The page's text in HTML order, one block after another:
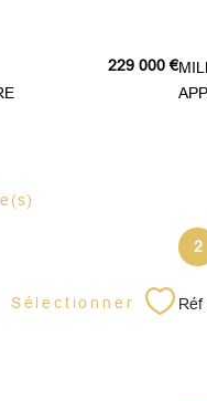
229 000 €
Sélectionner
2
Réf